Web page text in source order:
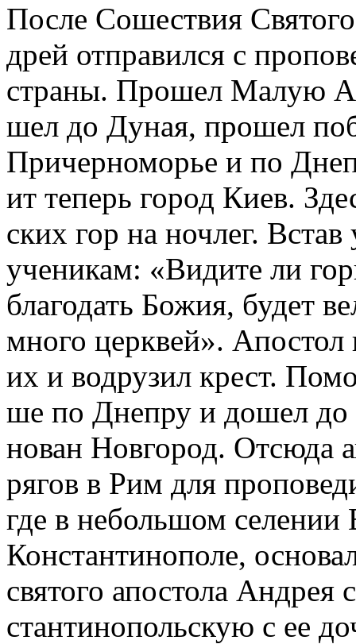
По­сле Со­ше­ствия
дрей от­пра­вил­ся с
стра­ны. Про­шел Ма­лую
шел до Ду­ная, про­шел
При­чер­но­мо­рье и по
ит те­перь го­род Ки­ев.
ских гор на ноч­лег.
уче­ни­кам: «Ви­ди­те ли
бла­го­дать Бо­жия, бу­дет
мно­го церк­вей». Апо­стол
их и во­дру­зил крест.
ше по Дне­пру и до­шел до
но­ван Нов­го­род. От­сю­да
ря­гов в Рим для
где в неболь­шом
Кон­стан­ти­но­по­ле,
свя­то­го апо­сто­ла
стан­ти­но­поль­скую с ее